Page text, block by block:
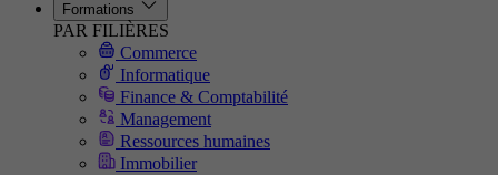
Formations
PAR FILIÈRES
Commerce
Informatique
Finance & Comptabilité
Management
Ressources humaines
Immobilier